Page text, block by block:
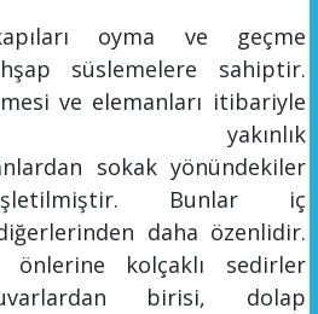
oyma ve geçme
süslemelere sahiptir.
ve elemanları itibariyle
yakınlık
sokak yönündekiler
Bunlar iç
daha özenlidir.
önlerine kolçaklı sedirler
birisi, dolap